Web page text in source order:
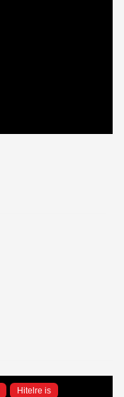
Hitelre is